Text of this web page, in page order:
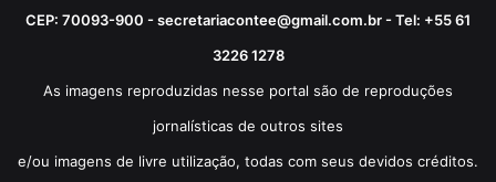
CEP: 70093-900 - secretariacontee@gmail.com.br - Tel: +55 61
3226 1278
As imagens reproduzidas nesse portal são de reproduções
jornalísticas de outros sites
e/ou imagens de livre utilização, todas com seus devidos créditos.